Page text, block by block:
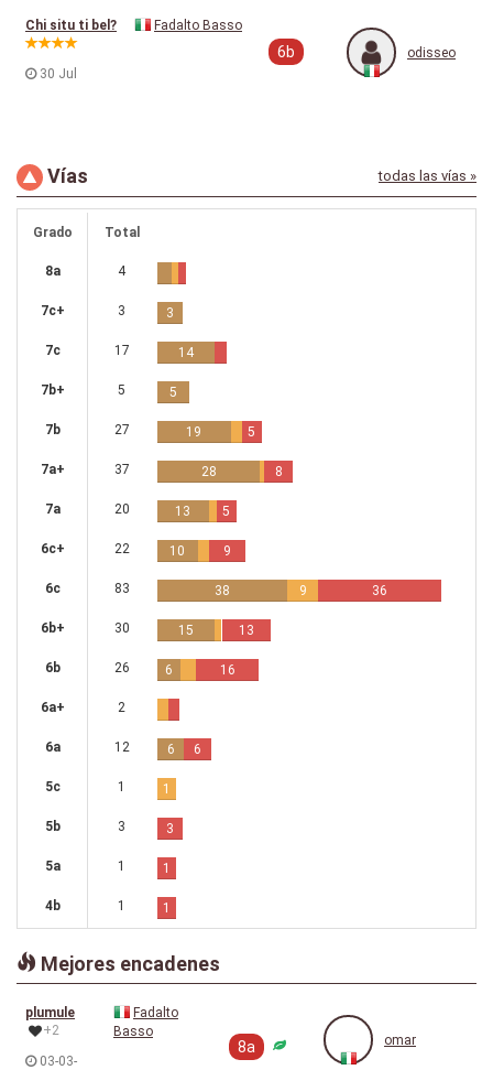
Chi situ ti bel?
30 Jul
Fadalto Basso
6b odisseo
Vías todas las vías »
Grado Total
8a 4
7c+ 3 3
7c 17 14
7b+ 5 5
7b 27 19 5
7a+ 37 28 8
7a 20 13 5
6c+ 22 10 9
6c 83 38 9 36
6b+ 30 15 13
6b 26 6 16
6a+ 2
6a 12 6 6
5c 1 1
5b 3 3
5a 1 1
4b 1 1
Mejores encadenes
plumule
+2
03-03-
Fadalto
Basso
8a omar